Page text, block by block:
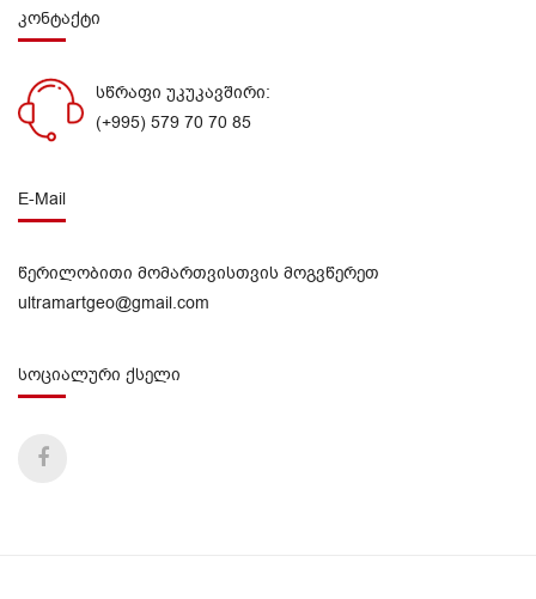
კონტაქტი
სწრაფი უკუკავშირი:
(+995) 579 70 70 85
E-Mail
წერილობითი მომართვისთვის მოგვწერეთ
ultramartgeo@gmail.com
სოციალური ქსელი